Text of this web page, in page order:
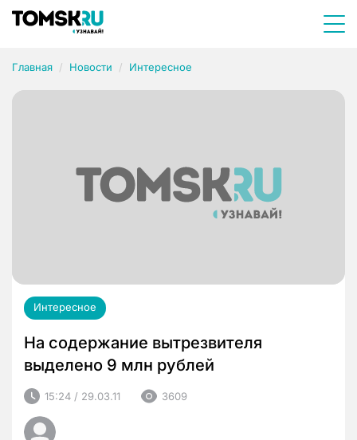
Главная Новости Интересное
Интересное
На содержание вытрезвителя
выделено 9 млн рублей
15:24 / 29.03.11 3609